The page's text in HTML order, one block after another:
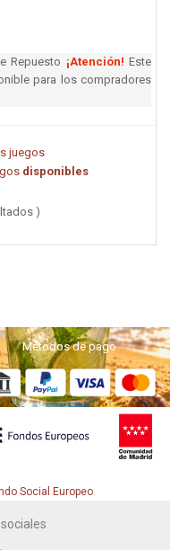
Repuesto ¡Atención!Este
para los compradores
juegos
disponibles
)
Métodos de pago
Social Europeo.